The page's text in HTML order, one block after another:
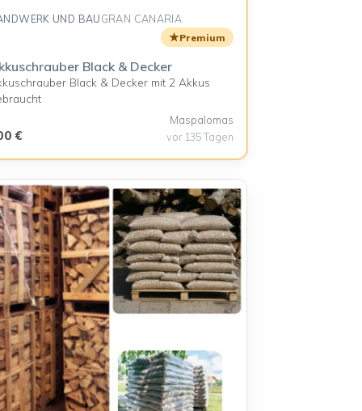
UND BAUGRAN CANARIA
★Premium
Black & Decker
Black & Decker mit 2 Akkus
€
Maspalomas
vor 135 Tagen